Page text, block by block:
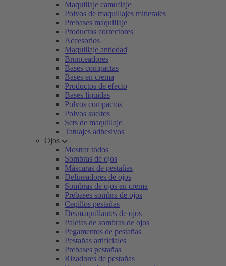
Maquillaje camuflaje
Polvos de maquillajes minerales
Prebases maquillaje
Productos correctores
Accesorios
Maquillaje antiedad
Bronceadores
Bases compactas
Bases en crema
Productos de efecto
Bases líquidas
Polvos compactos
Polvos sueltos
Sets de maquillaje
Tatuajes adhesivos
Ojos
Mostrar todos
Sombras de ojos
Máscaras de pestañas
Delineadores de ojos
Sombras de ojos en crema
Prebases sombra de ojos
Cepillos pestañas
Desmaquillantes de ojos
Paletas de sombras de ojos
Pegamentos de pestañas
Pestañas artificiales
Prebases pestañas
Rizadores de pestañas